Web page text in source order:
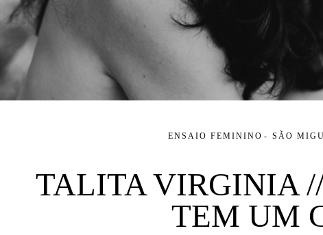
ENSAIO FEMININO SÃO
TALITA VIRGINIA
TEM UM